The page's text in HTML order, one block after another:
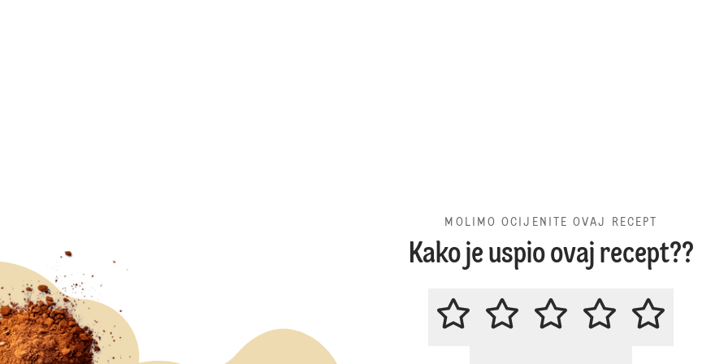
MOLIMO OCIJENITE OVAJ RECEPT
Kako je uspio ovaj recept??
MOLIMO OCIJENITE OVAJ